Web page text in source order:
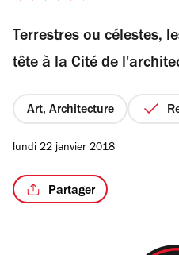
5
étoiles
Terrestres ou célestes,
tête à la Cité de
Art, Architecture
lundi 22 janvier 2018
Partager